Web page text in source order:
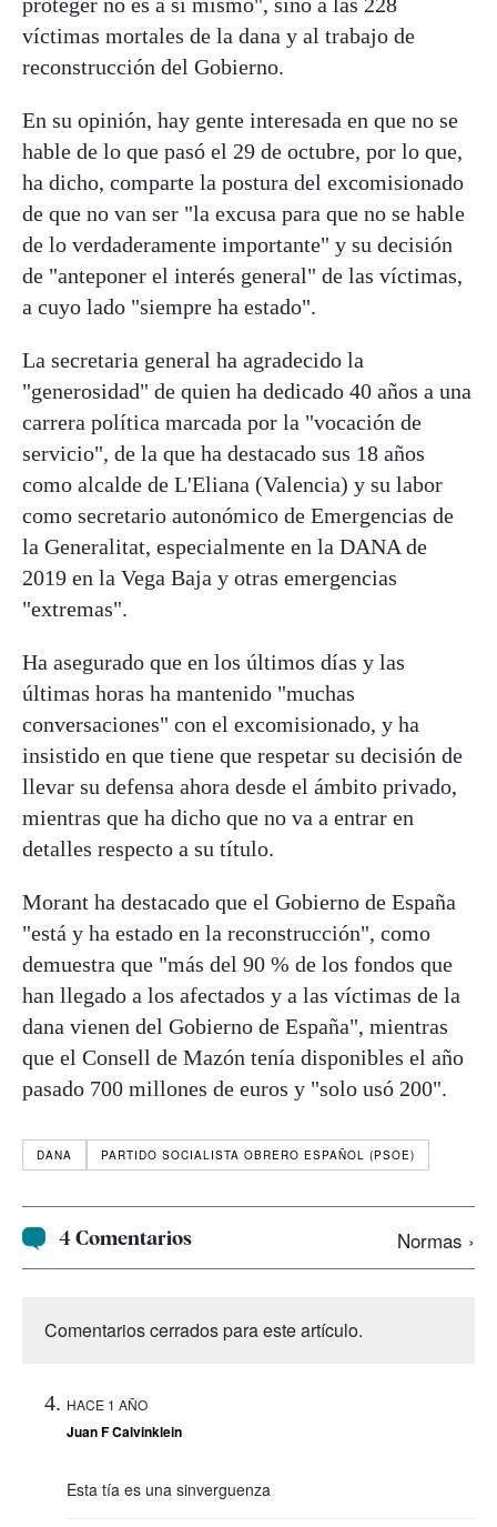
víctimas mortales de la dana y al trabajo de
reconstrucción del Gobierno.
En su opinión, hay gente interesada en que no se
hable de lo que pasó el 29 de octubre, por lo que,
ha dicho, comparte la postura del excomisionado
de que no van ser "la excusa para que no se hable
de lo verdaderamente importante" y su decisión
de "anteponer el interés general" de las víctimas,
a cuyo lado "siempre ha estado".
La secretaria general ha agradecido la
"generosidad" de quien ha dedicado 40 años a una
carrera política marcada por la "vocación de
servicio", de la que ha destacado sus 18 años
como alcalde de L'Eliana (Valencia) y su labor
como secretario autonómico de Emergencias de
la Generalitat, especialmente en la DANA de
2019 en la Vega Baja y otras emergencias
"extremas".
Ha asegurado que en los últimos días y las
últimas horas ha mantenido "muchas
conversaciones" con el excomisionado, y ha
insistido en que tiene que respetar su decisión de
llevar su defensa ahora desde el ámbito privado,
mientras que ha dicho que no va a entrar en
detalles respecto a su título.
Morant ha destacado que el Gobierno de España
"está y ha estado en la reconstrucción", como
demuestra que "más del 90 % de los fondos que
han llegado a los afectados y a las víctimas de la
dana vienen del Gobierno de España", mientras
que el Consell de Mazón tenía disponibles el año
pasado 700 millones de euros y "solo usó 200".
DANA PARTIDO SOCIALISTA OBRERO ESPAÑOL (PSOE)
4 Comentarios Normas ›
Comentarios cerrados para este artículo.
HACE 1 AÑO
Juan F Calvinklein
Esta tía es una sinverguenza